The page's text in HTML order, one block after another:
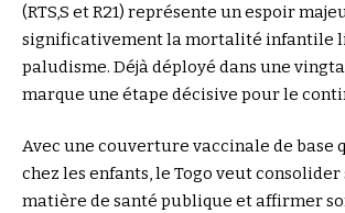
(RTS,S et R21) représente un espoir
significativement la mortalité infantile
paludisme. Déjà déployé dans une
marque une étape décisive pour le
Avec une couverture vaccinale de base
chez les enfants, le Togo veut consolider
matière de santé publique et affirmer